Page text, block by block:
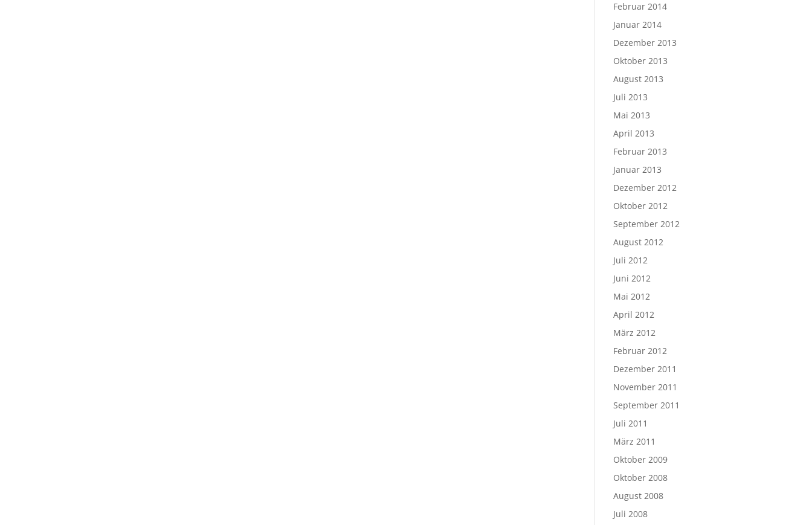
Februar 2014
Januar 2014
Dezember 2013
Oktober 2013
August 2013
Juli 2013
Mai 2013
April 2013
Februar 2013
Januar 2013
Dezember 2012
Oktober 2012
September 2012
August 2012
Juli 2012
Juni 2012
Mai 2012
April 2012
März 2012
Februar 2012
Dezember 2011
November 2011
September 2011
Juli 2011
März 2011
Oktober 2009
Oktober 2008
August 2008
Juli 2008